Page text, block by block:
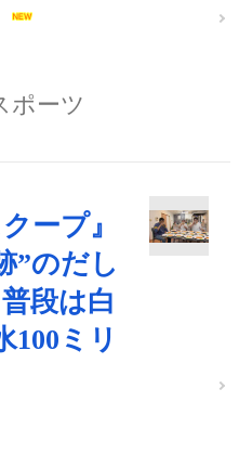
ポーツ
ープ』
”のだし
段は白
100ミリ